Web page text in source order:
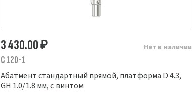
Нет в наличии
3 430.00₽
C 120-1
Абатмент стандартный прямой, платформа D 4.3,
GH 1.0/1.8 мм, с винтом